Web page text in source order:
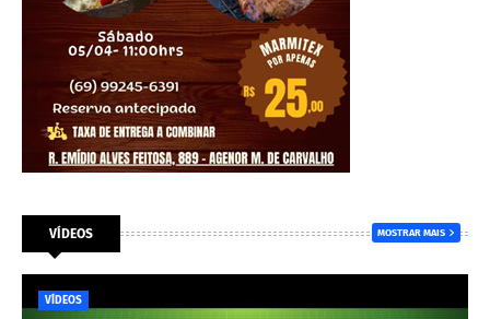
VÍDEOS MOSTRAR MAIS
VÍDEOS